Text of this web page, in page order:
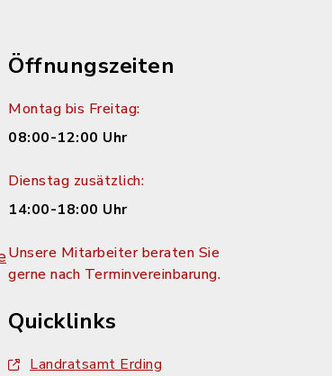
Öffnungszeiten
Montag bis Freitag:
08:00-12:00 Uhr
Dienstag zusätzlich:
14:00-18:00 Uhr
Unsere Mitarbeiter beraten Sie
gerne nach Terminvereinbarung.
Quicklinks
Landratsamt Erding